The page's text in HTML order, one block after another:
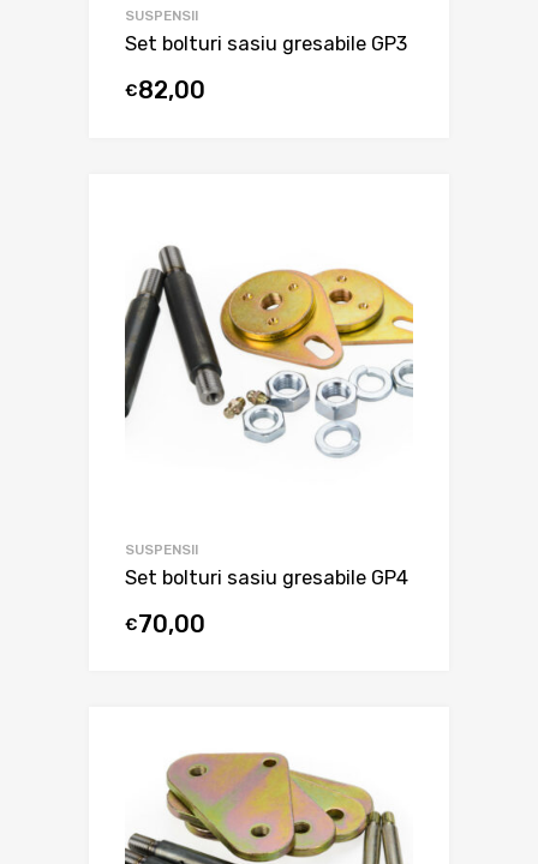
SUSPENSII
Set bolturi sasiu gresabile GP3
€82,00
SUSPENSII
Set bolturi sasiu gresabile GP4
€70,00